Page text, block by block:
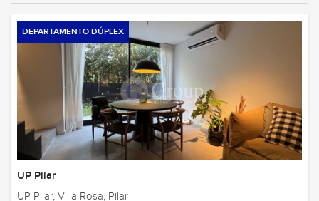
DEPARTAMENTO DÚPLEX
UP Pilar
UP Pilar, Villa Rosa, Pilar